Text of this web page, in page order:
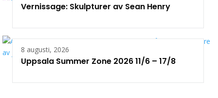
Vernissage: Skulpturer av Sean Henry
8 augusti, 2026
Uppsala Summer Zone 2026 11/6 – 17/8